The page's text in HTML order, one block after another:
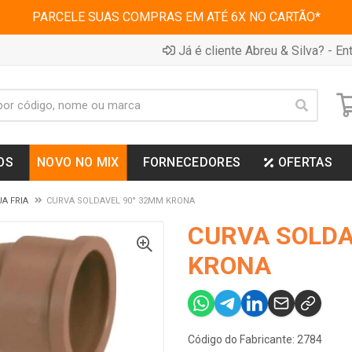
PARCELE SUAS COMPRAS EM ATÉ 6X NO CARTÃO*
Já é cliente Abreu & Silva? -
NOVO NO MIX FORNECEDORES OFERTAS
FRIA CURVA SOLDAVEL 90° 32MM KRONA
CURVA
KRONA
Código do Fabricante: 2784